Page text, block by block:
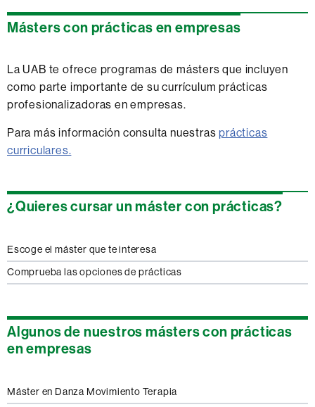
Másters con prácticas en empresas
La UAB te ofrece programas de másters que incluyen
como parte importante de su currículum prácticas
profesionalizadoras en empresas.
Para más información consulta nuestrasprácticas
curriculares.
¿Quieres cursar un máster con prácticas?
Escoge el máster que te interesa
Comprueba las opciones de prácticas
Algunos de nuestros másters con prácticas
en empresas
Máster en Danza Movimiento Terapia